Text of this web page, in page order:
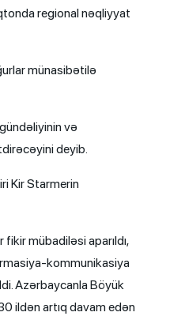
regional nəqliyyat
münasibətilə
və
deyib.
Kir Starmerin
mübadiləsi aparıldı,
kommunikasiya
Azərbaycanla Böyük
ildən artıq davam edən